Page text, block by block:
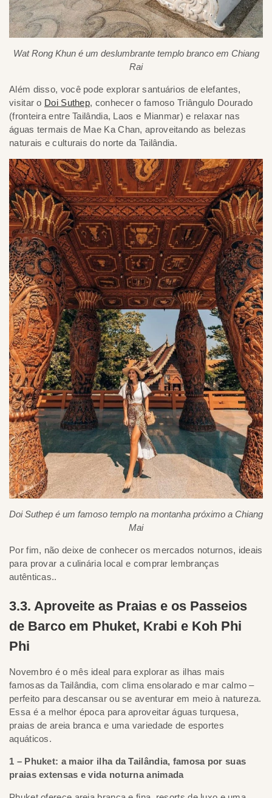
Wat Rong Khun é um deslumbrante templo branco em Chiang
Rai
Além disso, você pode explorar santuários de elefantes,
visitar o Doi Suthep, conhecer o famoso Triângulo Dourado
(fronteira entre Tailândia, Laos e Mianmar) e relaxar nas
águas termais de Mae Ka Chan, aproveitando as belezas
naturais e culturais do norte da Tailândia.
Doi Suthep é um famoso templo na montanha próximo a Chiang
Mai
Por fim, não deixe de conhecer os mercados noturnos, ideais
para provar a culinária local e comprar lembranças
autênticas..
3.3. Aproveite as Praias e os Passeios
de Barco em Phuket, Krabi e Koh Phi
Phi
Novembro é o mês ideal para explorar as ilhas mais
famosas da Tailândia, com clima ensolarado e mar calmo –
perfeito para descansar ou se aventurar em meio à natureza.
Essa é a melhor época para aproveitar águas turquesa,
praias de areia branca e uma variedade de esportes
aquáticos.
1 – Phuket: a maior ilha da Tailândia, famosa por suas
praias extensas e vida noturna animada